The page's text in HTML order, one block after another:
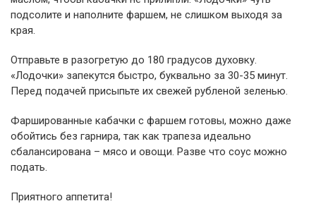
подсолите и наполните фаршем, не слишком выходя за
края.
Отправьте в разогретую до 180 градусов духовку.
«Лодочки» запекутся быстро, буквально за 30-35 минут.
Перед подачей присыпьте их свежей рубленой зеленью.
Фаршированные кабачки с фаршем готовы, можно даже
обойтись без гарнира, так как трапеза идеально
сбалансирована – мясо и овощи. Разве что соус можно
подать.
Приятного аппетита!